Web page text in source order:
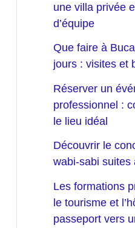
une villa privée
d’équipe
Que faire à
jours : visites et
Réserver un
professionnel :
le lieu idéal
Découvrir le
wabi-sabi suites
Les formations
le tourisme et
passeport vers